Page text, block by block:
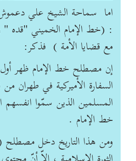
اما سماحة الشيخ علي
: (خط الإمام الخميني "قده "
مع قضايا الأمة ) فذكر:
إن مصطلح خط الإمام ظهر
السفارة الأميركية في طهران من
المسلمين الذين سمّوا انفسهم
خط الإمام .
ومن هذا التاريخ دخل